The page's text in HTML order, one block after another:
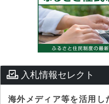
入札情報セレクト
海外メディア等を活用し